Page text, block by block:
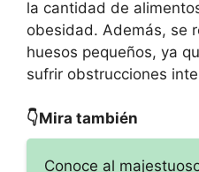
la cantidad de
obesidad. Además, se
huesos pequeños, ya
sufrir obstrucciones
👇Mira también
Conoce al